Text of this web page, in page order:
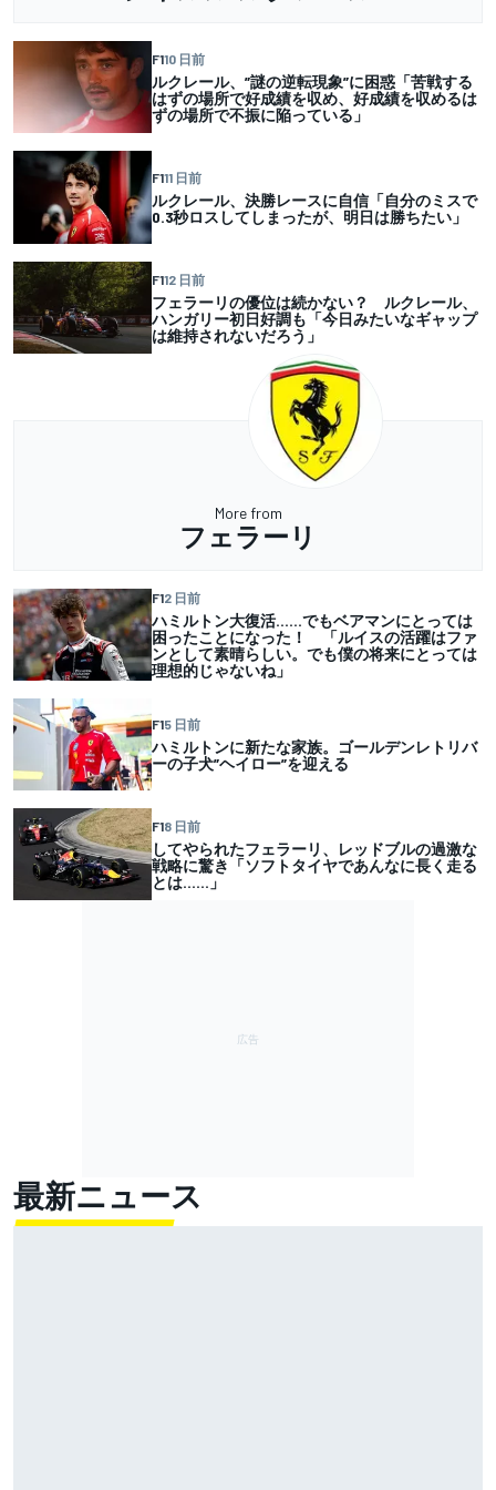
F110 日前
ルクレール、”謎の逆転現象”に困惑「苦戦する
はずの場所で好成績を収め、好成績を収めるは
ずの場所で不振に陥っている」
F111 日前
ルクレール、決勝レースに自信「自分のミスで
0.3秒ロスしてしまったが、明日は勝ちたい」
F112 日前
フェラーリの優位は続かない？ ルクレール、
ハンガリー初日好調も「今日みたいなギャップ
は維持されないだろう」
More from
フェラーリ
F12 日前
ハミルトン大復活……でもベアマンにとっては
困ったことになった！ 「ルイスの活躍はファ
ンとして素晴らしい。でも僕の将来にとっては
理想的じゃないね」
F15 日前
ハミルトンに新たな家族。ゴールデンレトリバ
ーの子犬”ヘイロー”を迎える
F18 日前
してやられたフェラーリ、レッドブルの過激な
戦略に驚き「ソフトタイヤであんなに長く走る
とは……」
最新ニュース